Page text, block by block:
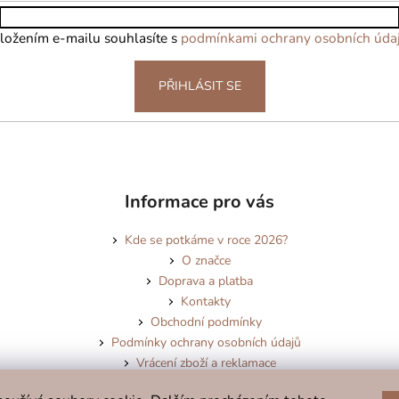
e-mailu souhlasíte s podmínkami ochrany osobních
PŘIHLÁSIT SE
Informace pro vás
Kde se potkáme v roce 2026?
O značce
Doprava a platba
Kontakty
Obchodní podmínky
Podmínky ochrany osobních údajů
Vrácení zboží a reklamace